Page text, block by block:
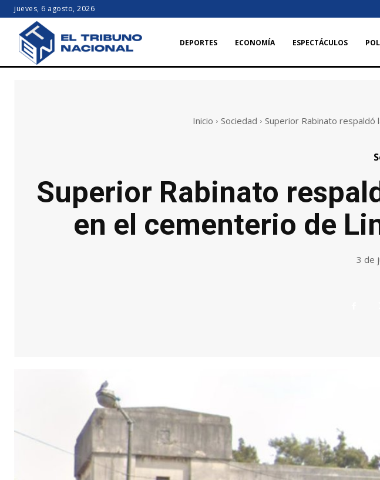
jueves, 6 agosto, 2026
DEPORTES ECONOMÍA ESPECTÁCULOS
Inicio Sociedad Superior Rabinato respaldó
Superior Rabinato
en el cementerio de
3 de